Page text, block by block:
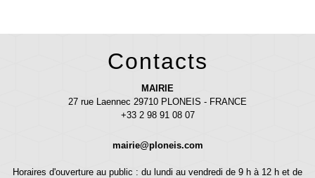
Contacts
MAIRIE
27 rue Laennec 29710 PLONEIS - FRANCE
+33 2 98 91 08 07
mairie@ploneis.com
Horaires d'ouverture au public : du lundi au vendredi de 9 h à 12 h et de